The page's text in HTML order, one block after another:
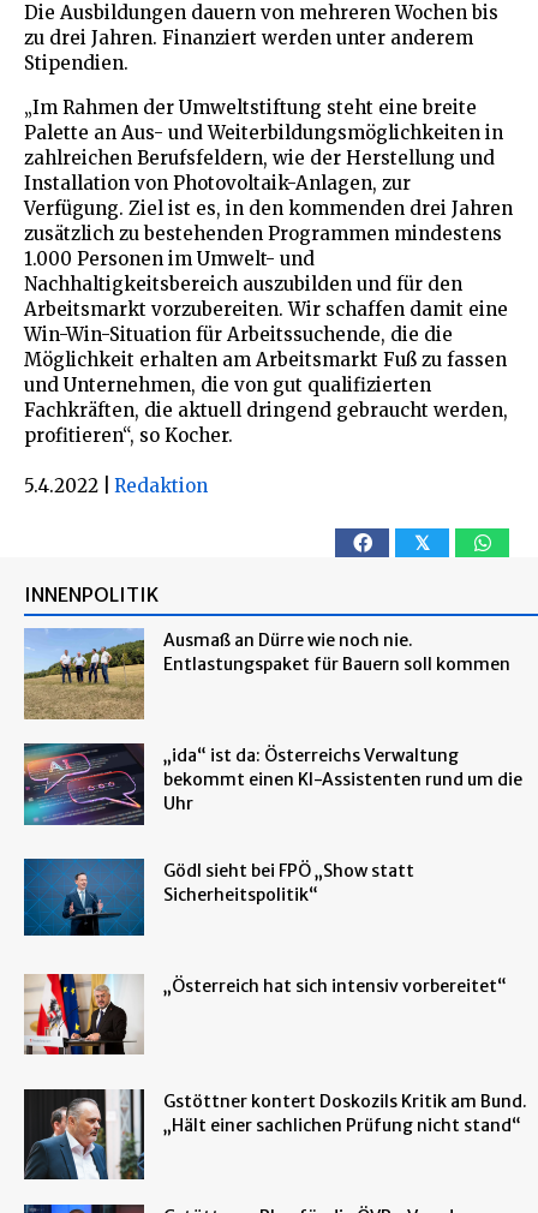
Die Ausbildungen dauern von mehreren Wochen bis
zu drei Jahren. Finanziert werden unter anderem
Stipendien.
„Im Rahmen der Umweltstiftung steht eine breite
Palette an Aus- und Weiterbildungsmöglichkeiten in
zahlreichen Berufsfeldern, wie der Herstellung und
Installation von Photovoltaik-Anlagen, zur
Verfügung. Ziel ist es, in den kommenden drei Jahren
zusätzlich zu bestehenden Programmen mindestens
1.000 Personen im Umwelt- und
Nachhaltigkeitsbereich auszubilden und für den
Arbeitsmarkt vorzubereiten. Wir schaffen damit eine
Win-Win-Situation für Arbeitssuchende, die die
Möglichkeit erhalten am Arbeitsmarkt Fuß zu fassen
und Unternehmen, die von gut qualifizierten
Fachkräften, die aktuell dringend gebraucht werden,
profitieren“, so Kocher.
5.4.2022 Redaktion
𝕏
INNENPOLITIK
Ausmaß an Dürre wie noch nie.
Entlastungspaket für Bauern soll kommen
„ida“ ist da: Österreichs Verwaltung
bekommt einen KI-Assistenten rund um die
Uhr
Gödl sieht bei FPÖ „Show statt
Sicherheitspolitik“
„Österreich hat sich intensiv vorbereitet“
Gstöttner kontert Doskozils Kritik am Bund.
„Hält einer sachlichen Prüfung nicht stand“